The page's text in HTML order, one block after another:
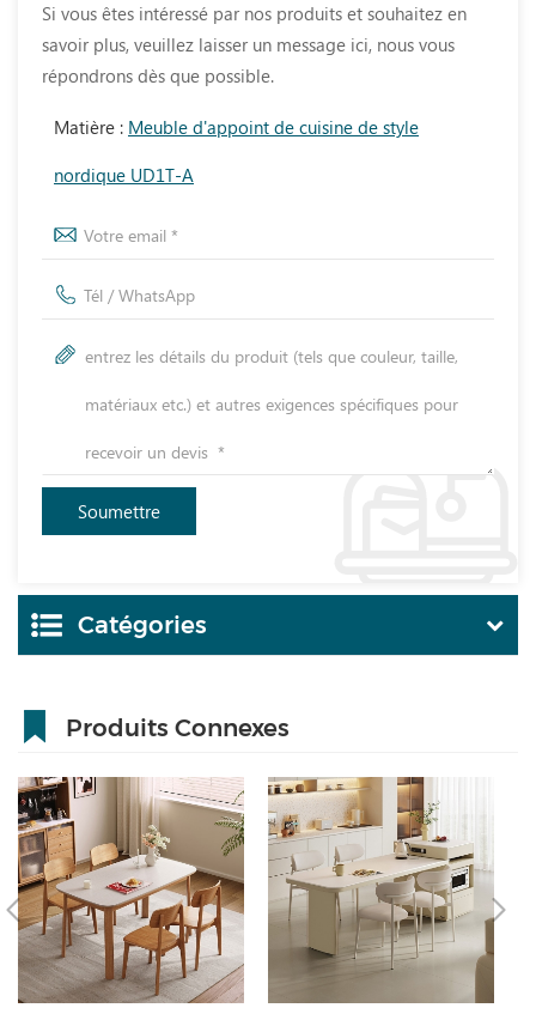
Si vous êtes intéressé par nos produits et souhaitez en
savoir plus, veuillez laisser un message ici, nous vous
répondrons dès que possible.
Matière : Meuble d'appoint de cuisine de style
nordique UD1T-A
Catégories
Produits Connexes